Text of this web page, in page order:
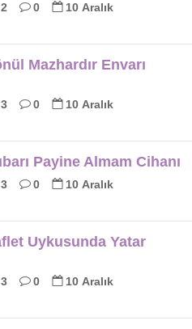
2 0
10 Aralık
Mazhardır Envarı
3 0
10 Aralık
Payine Almam Cihanı
3 0
10 Aralık
Uykusunda Yatar
3 0
10 Aralık